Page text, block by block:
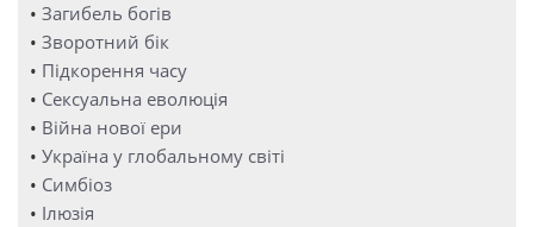
• Загибель богів
• Зворотний бік
• Підкорення часу
• Сексуальна еволюція
• Війна нової ери
• Україна у глобальному світі
• Симбіоз
• Ілюзія